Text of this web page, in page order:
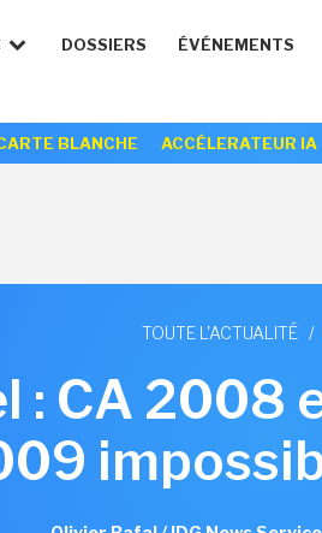
DOSSIERS ÉVÉNEMENTS
BLANCHE ACCÉLERATEUR IA
TOUTE L'ACTUALITÉ /
: CA 2008